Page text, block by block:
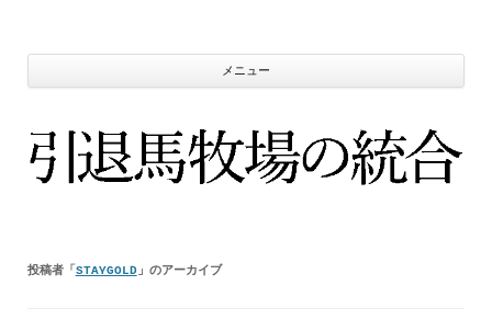
ン
へ
ッ
プ
メニュー
投稿者「 STAYGOLD」のアーカイブ